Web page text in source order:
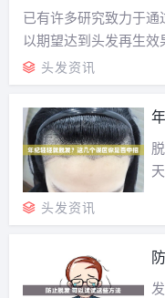
已有许多研究致力于通
以期望达到头发再生效
前段时间，BioWorld
的研究进展，只是iPS
应用遥遥无期。详情点
头发资讯
头发资讯